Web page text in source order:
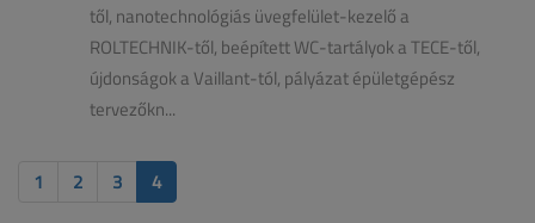
től, nanotechnológiás üvegfelület-kezelő a
ROLTECHNIK-től, beépített WC-tartályok a TECE-től,
újdonságok a Vaillant-tól, pályázat épületgépész
tervezőkn...
1 2 3 4